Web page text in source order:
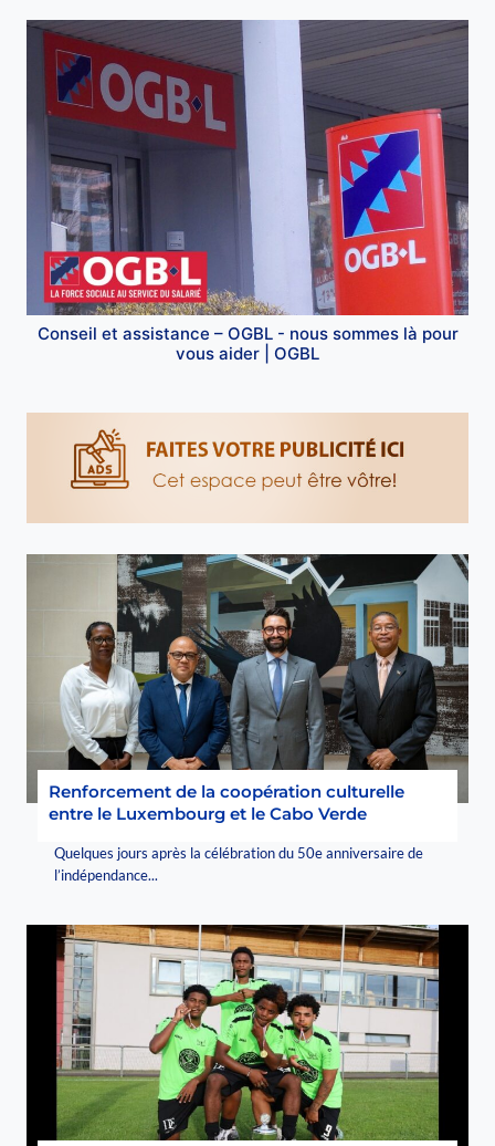
Conseil et assistance – OGBL - nous sommes là pour
vous aider | OGBL
Renforcement de la coopération culturelle
entre le Luxembourg et le Cabo Verde
Quelques jours après la célébration du 50e anniversaire de
l’indépendance...